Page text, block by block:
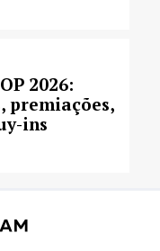
2026:
premiações,
ins